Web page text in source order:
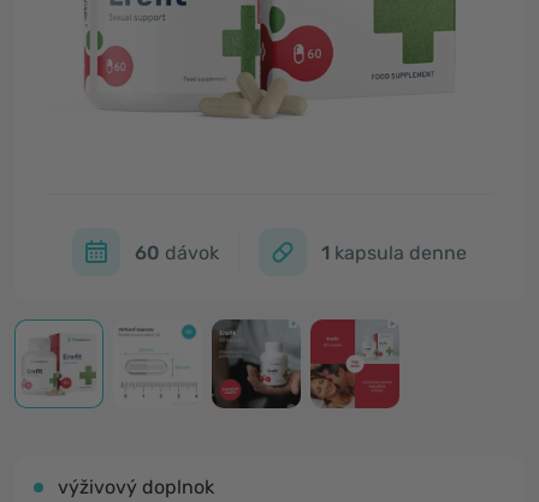
60 dávok 1 kapsula denne
výživový doplnok